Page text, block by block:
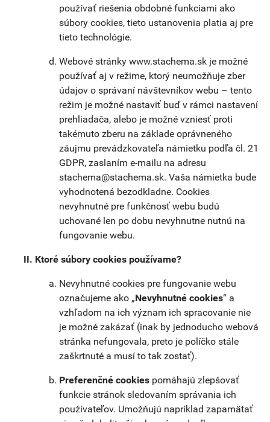
používať riešenia obdobné funkciami ako
súbory cookies, tieto ustanovenia platia aj pre
tieto technológie.
Webové stránky www.stachema.sk je možné
používať aj v režime, ktorý neumožňuje zber
údajov o správaní návštevníkov webu – tento
režim je možné nastaviť buď v rámci nastavení
prehliadača, alebo je možné vzniesť proti
takémuto zberu na základe oprávneného
záujmu prevádzkovateľa námietku podľa čl. 21
GDPR, zaslaním e-mailu na adresu
stachema@stachema.sk. Vaša námietka bude
vyhodnotená bezodkladne. Cookies
nevyhnutné pre funkčnosť webu budú
uchované len po dobu nevyhnutne nutnú na
fungovanie webu.
Ktoré súbory cookies používame?
Nevyhnutné cookies pre fungovanie webu
označujeme ako „Nevyhnutné cookies“ a
vzhľadom na ich význam ich spracovanie nie
je možné zakázať (inak by jednoducho webová
stránka nefungovala, preto je políčko stále
zaškrtnuté a musí to tak zostať).
Preferenčné cookies pomáhajú zlepšovať
funkcie stránok sledovaním správania ich
používateľov. Umožňujú napríklad zapamätať